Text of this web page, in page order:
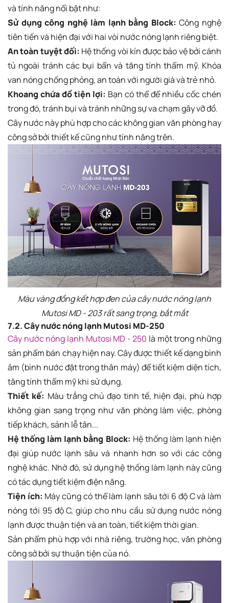
và tính năng nổi bật như:
Sử dụng công nghệ làm lạnh bằng Block: Công nghệ
tiên tiến và hiện đại với hai vòi nước nóng lạnh riêng biệt.
An toàn tuyệt đối: Hệ thống vòi kín được bảo vệ bởi cánh
tủ ngoài tránh các bụi bẩn và tăng tính thẩm mỹ. Khóa
van nóng chống phỏng, an toàn với người già và trẻ nhỏ.
Khoang chứa đồ tiện lợi: Bạn có thể để nhiều cốc chén
trong đó, tránh bụi và tránh những sự va chạm gây vỡ đồ.
Cây nước này phù hợp cho các không gian văn phòng hay
công sở bởi thiết kế cũng như tính năng trên.
Màu vàng đồng kết hợp đen của cây nước nóng lạnh
Mutosi MD - 203 rất sang trọng, bắt mắt
7.2. Cây nước nóng lạnh Mutosi MD-250
Cây nước nóng lạnh Mutosi MD - 250 là một trong những
sản phẩm bán chạy hiện nay. Cây được thiết kế dạng bình
âm (bình nước đặt trong thân máy) để tiết kiệm diện tích,
tăng tính thẩm mỹ khi sử dụng.
Thiết kế: Màu trắng chủ đạo tinh tế, hiện đại, phù hợp
không gian sang trọng như văn phòng làm việc, phòng
tiếp khách, sảnh lễ tân...
Hệ thống làm lạnh bằng Block: Hệ thống làm lạnh hiện
đại giúp nước lạnh sâu và nhanh hơn so với các công
nghệ khác. Nhờ đó, sử dụng hệ thống làm lạnh này cũng
có tác dụng tiết kiệm điện năng.
Tiện ích: Máy cũng có thể làm lạnh sâu tới 6 độ C và làm
nóng tới 95 độ C, giúp cho nhu cầu sử dụng nước nóng
lạnh được thuận tiện và an toàn, tiết kiệm thời gian.
Sản phẩm phù hợp với nhà riêng, trường học, văn phòng
công sở bởi sự thuận tiện của nó.